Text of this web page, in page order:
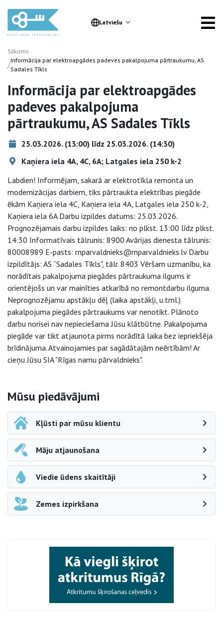
Latviešu
Sākums
/Informācija par elektroapgādes padeves pakalpojuma pārtraukumu, AS
Sadales Tīkls
Informācija par elektroapgādes
padeves pakalpojuma
pārtraukumu, AS Sadales Tīkls
25.03.2026. (13:00) līdz 25.03.2026. (14:30)
Kaņiera iela 4A, 4C, 6A; Latgales iela 250 k-2
Labdien! Informējam, sakarā ar elektrotīkla remonta un
modernizācijas darbiem, tiks pārtraukta elektrības piegāde
ēkām Kaņiera iela 4C, Kaņiera iela 4A, Latgales iela 250 k-2,
Kaņiera iela 6A Darbu izpildes datums: 25.03.2026.
Prognozējamais darbu izpildes laiks: no plkst. 13:00 līdz plkst.
14:30 Informatīvais tālrunis: 8900 Avārijas dienesta tālrunis:
80008989 E-pasts: rnparvaldnieks@rnparvaldnieks.lv Darbu
izpildītājs: AS “Sadales Tīkls", tālr. 8403 Vēršam uzmanību, ka
norādītais pakalpojuma piegādes pārtraukuma ilgums ir
orientējošs un var mainīties atkarībā no remontdarbu ilguma.
Neprognozējamu apstākļu dēļ (laika apstākļi, u.tml.)
pakalpojuma piegādes pārtraukums var nenotikt. Plānoto
darbu norisei nav nepieciešama Jūsu klātbūtne. Pakalpojuma
piegāde var tikt atjaunota pirms norādītā laika bez iepriekšēja
brīdinājuma. Atvainojamies par sagādātajām neērtībām! Ar
cieņu Jūsu SIA "Rīgas namu pārvaldnieks".
Sāna navigācija
Mūsu piedāvājumi
Kļūsti par mūsu klientu
Māju atjaunošana
Viedie ūdens skaitītāji
Zemes izpirkšana